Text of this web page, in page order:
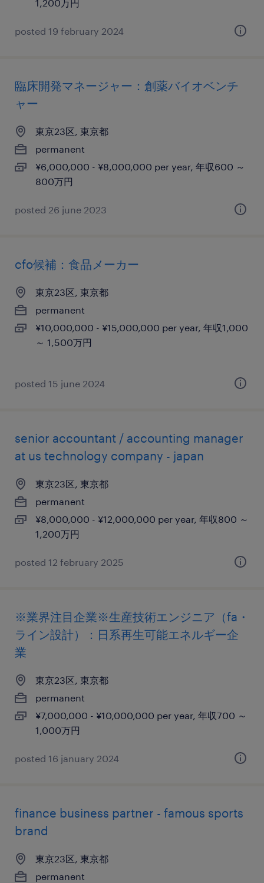
1,200万円
posted 19 february 2024
臨床開発マネージャー：創薬バイオベンチ
ャー
東京23区, 東京都
permanent
¥6,000,000 - ¥8,000,000 per year, 年収600 ～
800万円
posted 26 june 2023
cfo候補：食品メーカー
東京23区, 東京都
permanent
¥10,000,000 - ¥15,000,000 per year, 年収1,000
～ 1,500万円
posted 15 june 2024
senior accountant / accounting manager
at us technology company - japan
東京23区, 東京都
permanent
¥8,000,000 - ¥12,000,000 per year, 年収800 ～
1,200万円
posted 12 february 2025
※業界注目企業※生産技術エンジニア（fa・
ライン設計）：日系再生可能エネルギー企
業
東京23区, 東京都
permanent
¥7,000,000 - ¥10,000,000 per year, 年収700 ～
1,000万円
posted 16 january 2024
finance business partner - famous sports
brand
東京23区, 東京都
permanent